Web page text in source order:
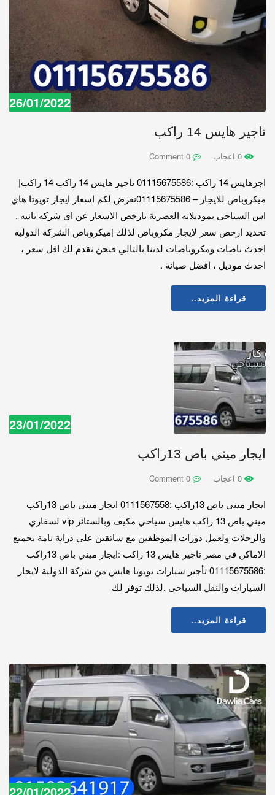
26/01/2022
تاجير هايس 14 راكب
اجرهايس 14 راكب :01115675586 تاجير هايس 14 راكب 14 راكب|
ميكروباص للايجار – 01115675586نعرض لكم اسعار ايجار تويوتا هاي
اس السياحي بموديلاته العصرية بارخص الاسعار عن اي شركه تانيه .
تحديد ارخص سعر لايجار مكروباص لذلك |ميكروباص الشركة الدولية
احدث باصات ومكروباصات لدينا بالتالي فنحن نقدم لك اقل سعر ،
احدث موديل ، افضل صيانة .
قراءة المزيد..
23/01/2022
ايجار ميني باص 13راكب
ايجار ميني باص 13راكب :0111567558 ايجار ميني باص 13راكب
ميني باص 13 راكب هايس سياحي مكيف وبالستائر vip لسفاري
والرحلات ولعمل دورات الموظفين مع سائقين علي دراية تامة بجميع
الاماكن في مصر تاجير هايس 13 راكب :ايجار ميني باص 13راكب
:01115675586 تأجير سيارات تويوتا هايس من شركة الدولية لايجار
السيارات والنقل السياحي .لذلك توفر لك
قراءة المزيد..